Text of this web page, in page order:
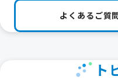
よくあるご質
ト